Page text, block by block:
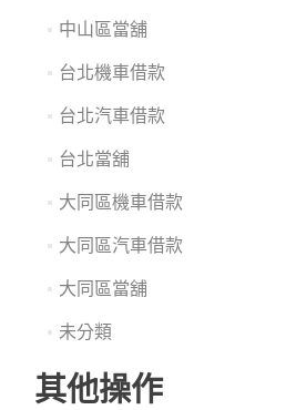
中山區當舖
台北機車借款
台北汽車借款
台北當舖
大同區機車借款
大同區汽車借款
大同區當舖
未分類
其他操作